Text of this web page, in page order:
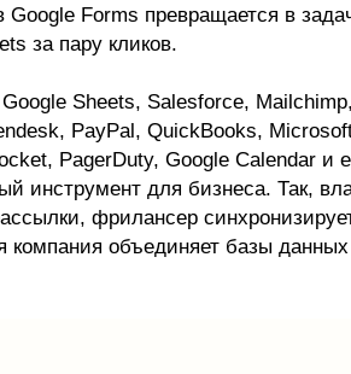
Google Forms превращается в
за пару кликов.
Sheets, Salesforce,
PayPal, QuickBooks,
PagerDuty, Google Calendar и
инструмент для бизнеса. Так,
фрилансер
компания объединяет базы